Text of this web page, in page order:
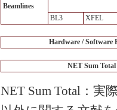
Beamlines
BL3 XFEL
Hardware / Software
NET Sum Total
NET Sum Total：実